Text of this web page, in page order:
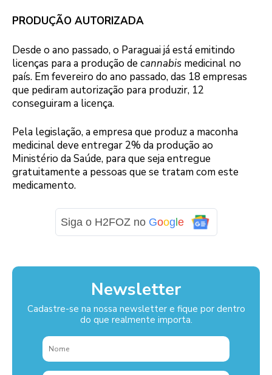
PRODUÇÃO AUTORIZADA
Desde o ano passado, o Paraguai já está emitindo
licenças para a produção de cannabis medicinal no
país. Em fevereiro do ano passado, das 18 empresas
que pediram autorização para produzir, 12
conseguiram a licença.
Pela legislação, a empresa que produz a maconha
medicinal deve entregar 2% da produção ao
Ministério da Saúde, para que seja entregue
gratuitamente a pessoas que se tratam com este
medicamento.
Siga o H2FOZ no Google
Newsletter
Cadastre-se na nossa newsletter e fique por dentro
do que realmente importa.